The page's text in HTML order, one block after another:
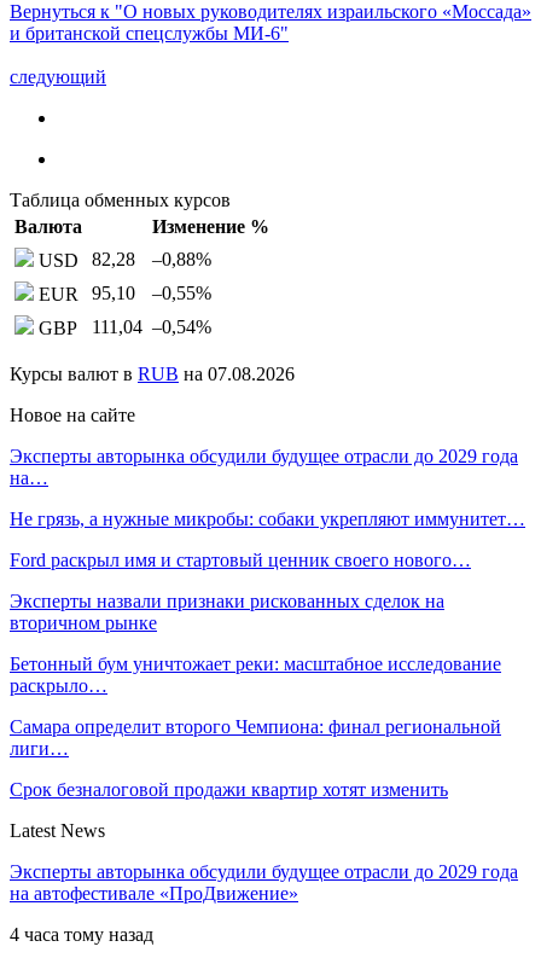
Вернуться к "О новых руководителях израильского «Моссада»
и британской спецслужбы МИ-6"
следующий
Таблица обменных курсов
Валюта
Изменение %
USD
82,28 –0,88%
EUR
95,10 –0,55%
GBP
111,04 –0,54%
Курсы валют в RUB на 07.08.2026
Новое на сайте
Эксперты авторынка обсудили будущее отрасли до 2029 года
на…
Не грязь, а нужные микробы: собаки укрепляют иммунитет…
Ford раскрыл имя и стартовый ценник своего нового…
Эксперты назвали признаки рискованных сделок на
вторичном рынке
Бетонный бум уничтожает реки: масштабное исследование
раскрыло…
Самара определит второго Чемпиона: финал региональной
лиги…
Срок безналоговой продажи квартир хотят изменить
Latest News
Эксперты авторынка обсудили будущее отрасли до 2029 года
на автофестивале «ПроДвижение»
4 часа тому назад